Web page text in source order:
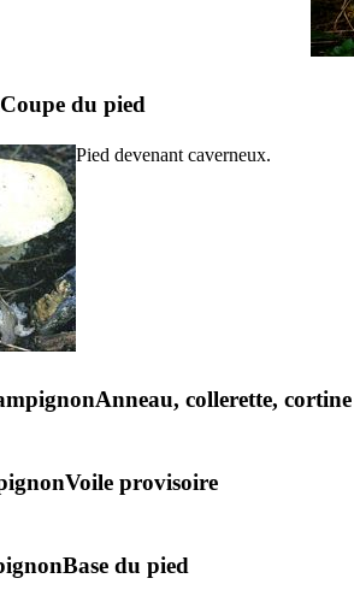
Coupe du pied
Pied devenant caverneux.
Anneau, collerette, cortine
Voile provisoire
Base du pied